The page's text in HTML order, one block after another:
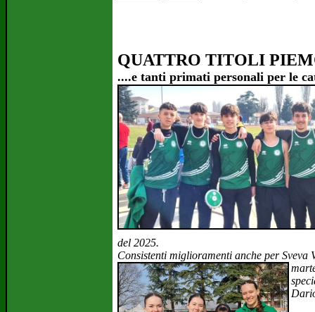
QUATTRO TITOLI
....e tanti primati personali per le
del 2025.
Consistenti miglioramenti anche per